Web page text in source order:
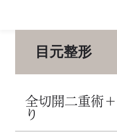
目元整形
全切開二重術
り